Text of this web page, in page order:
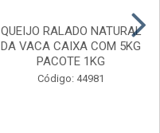
QUEIJO RALADO NATURAL
DA VACA CAIXA COM 5KG
PACOTE 1KG
Código: 44981